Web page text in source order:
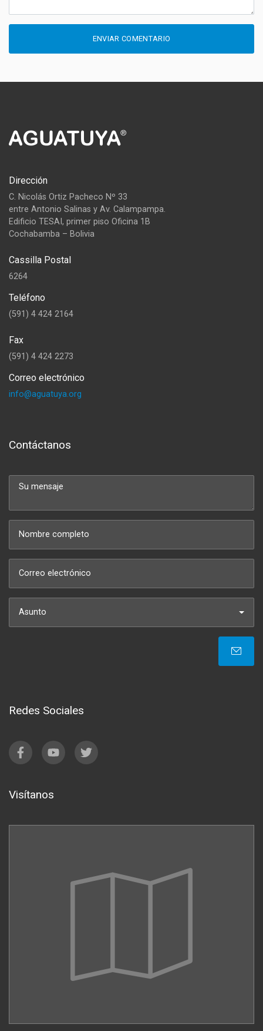
ENVIAR COMENTARIO
Dirección
C. Nicolás Ortiz Pacheco Nº 33
entre Antonio Salinas y Av. Calampampa.
Edificio TESAI, primer piso Oficina 1B
Cochabamba – Bolivia
Cassilla Postal
6264
Teléfono
(591) 4 424 2164
Fax
(591) 4 424 2273
Correo electrónico
info@aguatuya.org
Contáctanos
Asunto
Redes Sociales
Visítanos